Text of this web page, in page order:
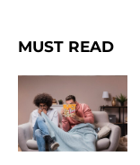
MUST READ